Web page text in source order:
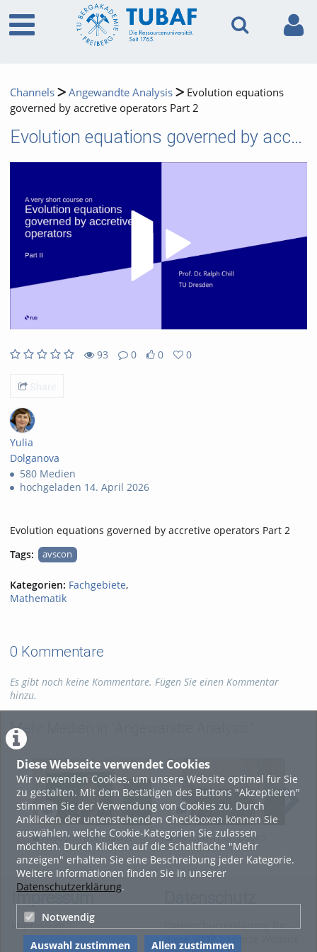
Diese Webseite verwendet Cookies
Wir verwenden Cookies, um unsere Website optimal für Sie
zu gestalten. Mit dem Bestätigen des Buttons "Akzeptieren"
stimmen Sie der Verwendung von Cookies zu. Durch
Anklicken der untenstehenden Checkboxen können Sie
auswählen, welche Cookie-Kategorien Sie zulassen
möchten. Durch Klicken auf die Schaltfläche "Mehr
anzeigen" erhalten Sie eine Beschreibung jeder Kategorie.
Weitere Informationen finden Sie in unserer
Datenschutzerklärung.
Notwendig
Auswahl zustimmen Allen zustimmen
Channels Angewandte Analysis
Evolution equations
governed by accretive operators Part 2
Evolution equations governed by accretive operators Part 2
93
0
0
0
Share
Yulia
Dolganova
580 Medien
hochgeladen 14. April 2026
Evolution equations governed by accretive operators Part 2
Tags:
avscon
Kategorien: Fachgebiete,
Mathematik
0 Kommentare
Es gibt noch keine Kommentare. Fügen Sie einen Kommentar
hinzu.
Mehr Medien in "Angewandte Analysis"
Avscon Thompsons
group F lecture 1
Avscon Thompsons
group F lecture 3
Impressum
Impressum
Datenschutzerklärung für
diese ViMP-basierte Website